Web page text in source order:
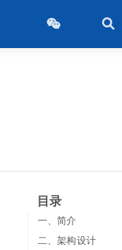
目录
一、简介
二、架构设计